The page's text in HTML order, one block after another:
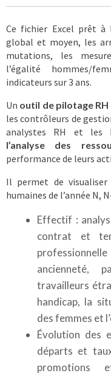
Ce fichier Excel prêt à
global et moyen, les
mutations, les
l’égalité hommes/
indicateurs sur 3 ans.
Un outil de pilotage RH
les contrôleurs de
analystes RH et les
l’analyse des
performance de leurs
Il permet de visualiser
humaines de l’année N,
Effectif :
contrat et
ancienneté,
travailleurs
handicap, la
des femmes et
Évolution des
départs et
promotions